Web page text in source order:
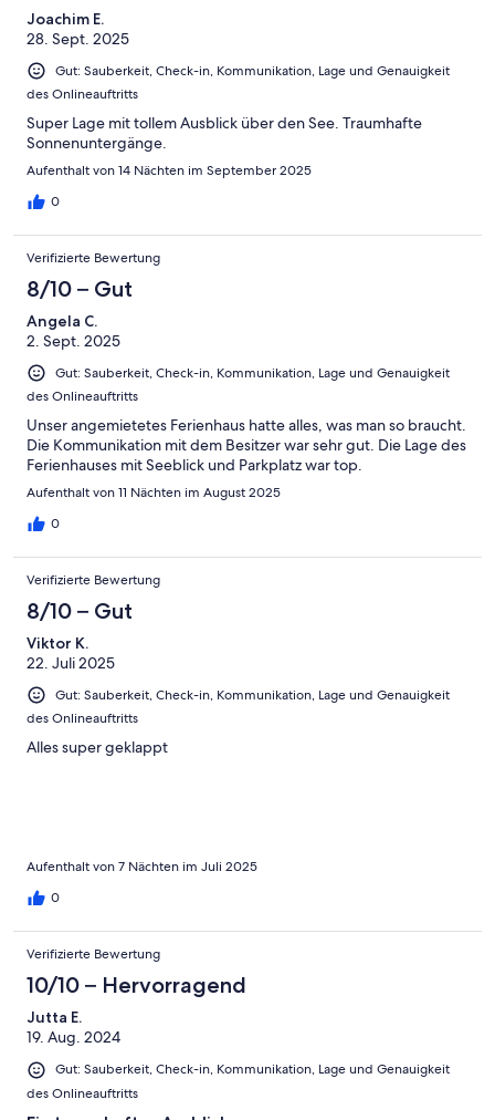
Joachim E.
28. Sept. 2025
Gut: Sauberkeit, Check-in, Kommunikation, Lage und Genauigkeit
des Onlineauftritts
Super Lage mit tollem Ausblick über den See. Traumhafte
Sonnenuntergänge.
Aufenthalt von 14 Nächten im September 2025
0
Verifizierte Bewertung
8/10 – Gut
Angela C.
2. Sept. 2025
Gut: Sauberkeit, Check-in, Kommunikation, Lage und Genauigkeit
des Onlineauftritts
Unser angemietetes Ferienhaus hatte alles, was man so braucht.
Die Kommunikation mit dem Besitzer war sehr gut. Die Lage des
Ferienhauses mit Seeblick und Parkplatz war top.
Aufenthalt von 11 Nächten im August 2025
0
Verifizierte Bewertung
8/10 – Gut
Viktor K.
22. Juli 2025
Gut: Sauberkeit, Check-in, Kommunikation, Lage und Genauigkeit
des Onlineauftritts
Alles super geklappt
Aufenthalt von 7 Nächten im Juli 2025
0
Verifizierte Bewertung
10/10 – Hervorragend
Jutta E.
19. Aug. 2024
Gut: Sauberkeit, Check-in, Kommunikation, Lage und Genauigkeit
des Onlineauftritts